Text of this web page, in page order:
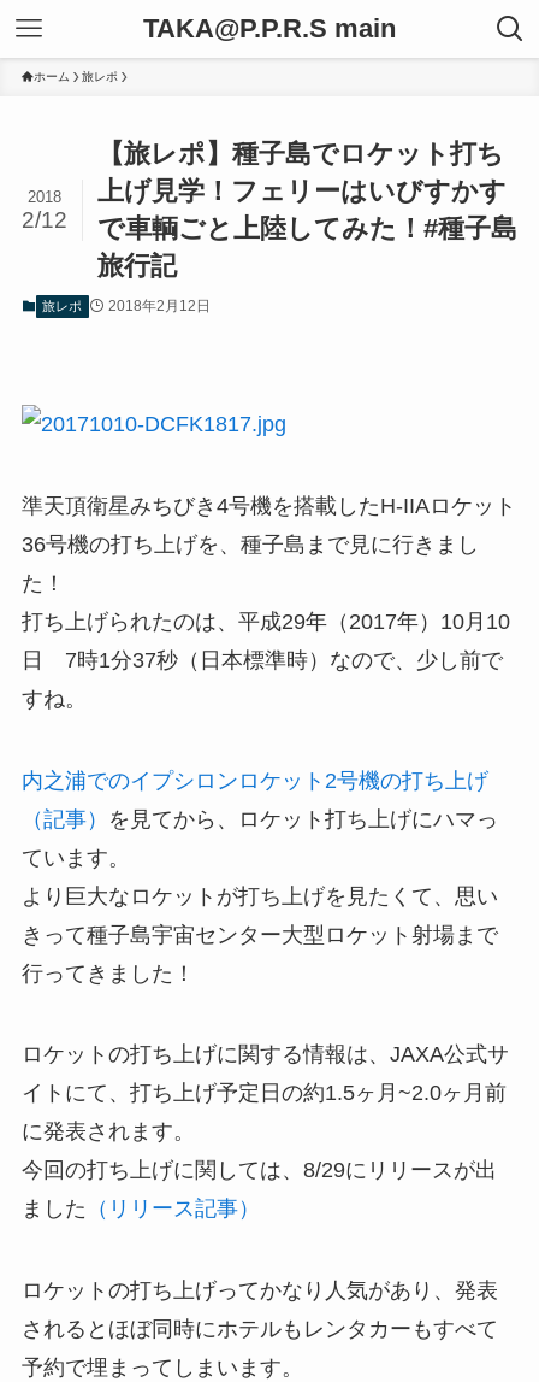
TAKA@P.P.R.S main
ホーム 旅レポ
【旅レポ】種子島でロケット打ち
上げ見学！フェリーはいびすかす
で車輌ごと上陸してみた！#種子島
旅行記
2018
2/12
旅レポ 2018年2月12日
準天頂衛星みちびき4号機を搭載したH-IIAロケット
36号機の打ち上げを、種子島まで見に行きまし
た！
打ち上げられたのは、平成29年（2017年）10月10
日 7時1分37秒（日本標準時）なので、少し前で
すね。
内之浦でのイプシロンロケット2号機の打ち上げ
（記事）
を見てから、ロケット打ち上げにハマっ
ています。
より巨大なロケットが打ち上げを見たくて、思い
きって種子島宇宙センター大型ロケット射場まで
行ってきました！
ロケットの打ち上げに関する情報は、JAXA公式サ
イトにて、打ち上げ予定日の約1.5ヶ月~2.0ヶ月前
に発表されます。
今回の打ち上げに関しては、8/29にリリースが出
ました （リリース記事）
ロケットの打ち上げってかなり人気があり、発表
されるとほぼ同時にホテルもレンタカーもすべて
予約で埋まってしまいます。